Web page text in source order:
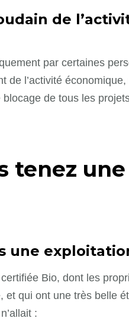
de
par certaines
de l’activité
de tous les
tenez
une
Bio, dont les
et qui ont une très belle
: